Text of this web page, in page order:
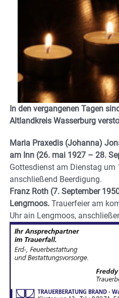
In den vergangenen Tagen
Altlandkreis Wasserburg
Maria Praxedis (Johanna)
am Inn (26. mai 1927 – 28.
Gottesdienst am Dienstag um
anschließend Beerdigung.
Franz Roth (7. September
Lengmoos. Trauerfeier am
Uhr ain Lengmoos,